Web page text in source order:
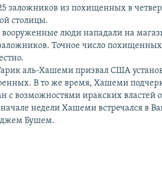
заложников из похищенных в
столицы.
люди нападали на
Точное число
аль-Хашеми призвал США
В то же время, Хашеми
с возможностями иракских властей
начале недели Хашеми встречался в
Бушем.